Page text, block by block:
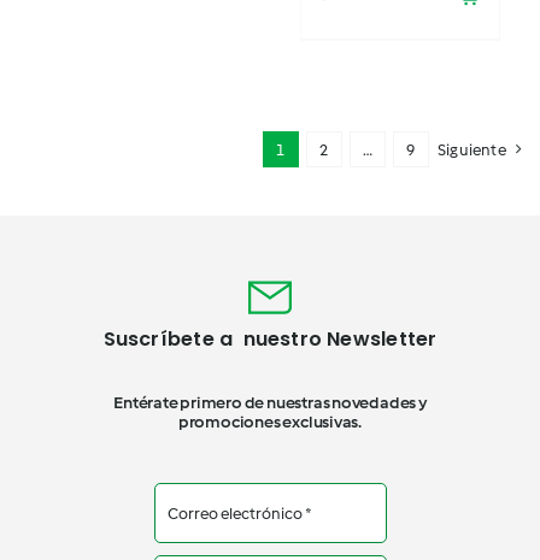
1 2 … 9 Siguiente
Suscríbete a nuestro Newsletter
Entérate primero de nuestras novedades y
promociones exclusivas.